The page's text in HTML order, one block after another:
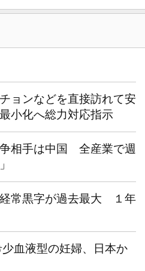
ョンなどを直接訪れて安
小化へ総力対応指示
相手は中国 全産業で週
常黒字が過去最大 １年
血液型の妊婦、日本か